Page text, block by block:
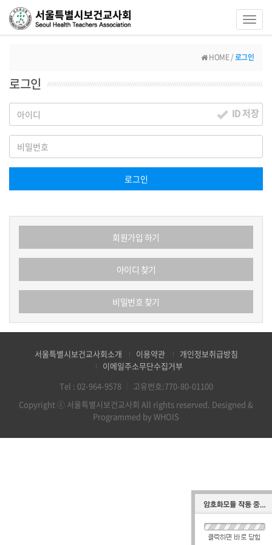
HOME /로그인
로그인
ID 저장
로그인
회원가입 하기
아이디 찾기
비밀번호 찾기
서울특별시보건교사회소개 이용약관
개인정보취급방침
이메일주소무단수집거부
Tel : 02-964-9578｜ 고유번호:770-80-01100
Copyright ⓒ 서울특별시보건교사회 All rights reserved. Designed &
Programmed by WHOIS